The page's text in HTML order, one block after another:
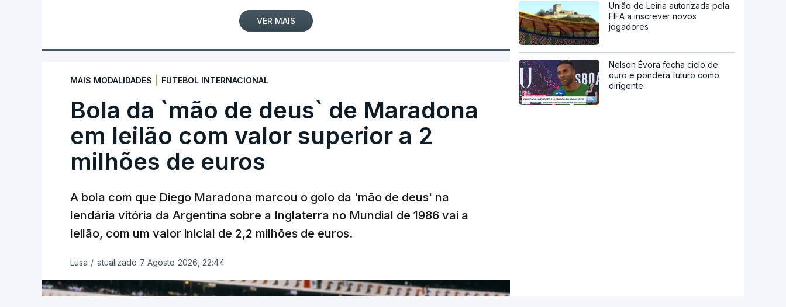
VER MAIS
MAIS MODALIDADES FUTEBOL INTERNACIONAL
Bola da `mão de deus` de Maradona
em leilão com valor superior a 2
milhões de euros
A bola com que Diego Maradona marcou o golo da 'mão de deus' na
lendária vitória da Argentina sobre a Inglaterra no Mundial de 1986 vai a
leilão, com um valor inicial de 2,2 milhões de euros.
Lusa / atualizado 7 Agosto 2026, 22:44
União de Leiria autorizada pela
FIFA a inscrever novos
jogadores
Nelson Évora fecha ciclo de
ouro e pondera futuro como
dirigente